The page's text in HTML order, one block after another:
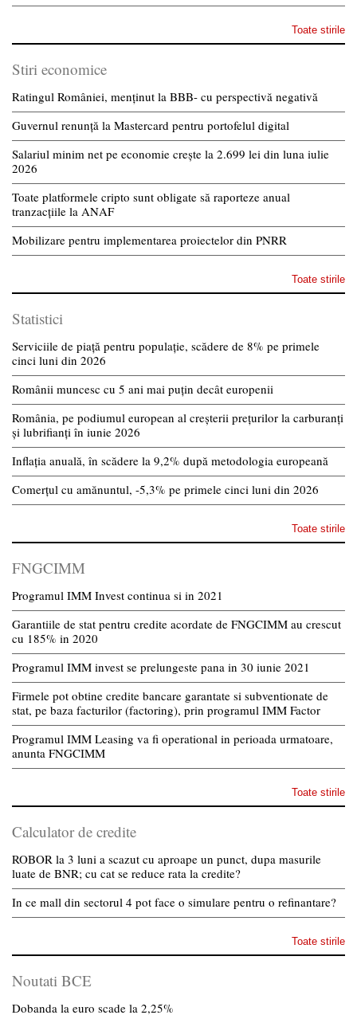
Toate stirile
Stiri economice
Ratingul României, menținut la BBB- cu perspectivă negativă
Guvernul renunță la Mastercard pentru portofelul digital
Salariul minim net pe economie crește la 2.699 lei din luna iulie
2026
Toate platformele cripto sunt obligate să raporteze anual
tranzacțiile la ANAF
Mobilizare pentru implementarea proiectelor din PNRR
Toate stirile
Statistici
Serviciile de piață pentru populație, scădere de 8% pe primele
cinci luni din 2026
Românii muncesc cu 5 ani mai puțin decât europenii
România, pe podiumul european al creșterii prețurilor la carburanți
și lubrifianți în iunie 2026
Inflația anuală, în scădere la 9,2% după metodologia europeană
Comerțul cu amănuntul, -5,3% pe primele cinci luni din 2026
Toate stirile
FNGCIMM
Programul IMM Invest continua si in 2021
Garantiile de stat pentru credite acordate de FNGCIMM au crescut
cu 185% in 2020
Programul IMM invest se prelungeste pana in 30 iunie 2021
Firmele pot obtine credite bancare garantate si subventionate de
stat, pe baza facturilor (factoring), prin programul IMM Factor
Programul IMM Leasing va fi operational in perioada urmatoare,
anunta FNGCIMM
Toate stirile
Calculator de credite
ROBOR la 3 luni a scazut cu aproape un punct, dupa masurile
luate de BNR; cu cat se reduce rata la credite?
In ce mall din sectorul 4 pot face o simulare pentru o refinantare?
Toate stirile
Noutati BCE
Dobanda la euro scade la 2,25%